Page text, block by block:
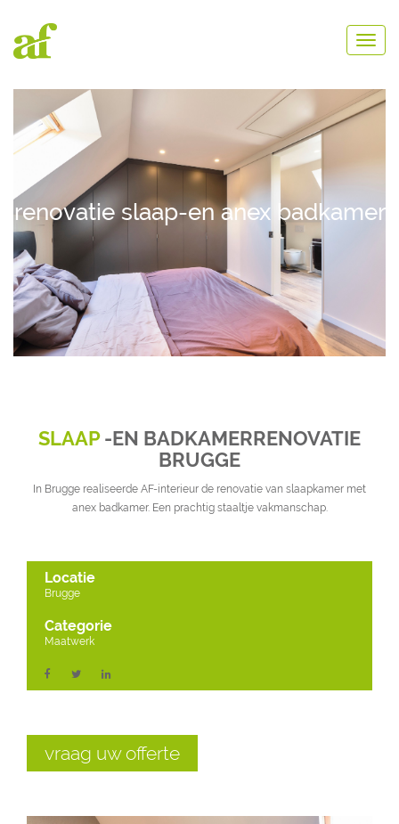
renovatie slaap-en anex badkamer
SLAAP-EN BADKAMERRENOVATIE
BRUGGE
In Brugge realiseerde AF-interieur de renovatie van slaapkamer met
anex badkamer. Een prachtig staaltje vakmanschap.
Locatie
Brugge
Categorie
Maatwerk
vraag uw offerte